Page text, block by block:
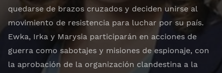
quedarse de brazos cruzados y deciden unirse al
movimiento de resistencia para luchar por su país.
Ewka, Irka y Marysia participarán en acciones de
guerra como sabotajes y misiones de espionaje, con
la aprobación de la organización clandestina a la